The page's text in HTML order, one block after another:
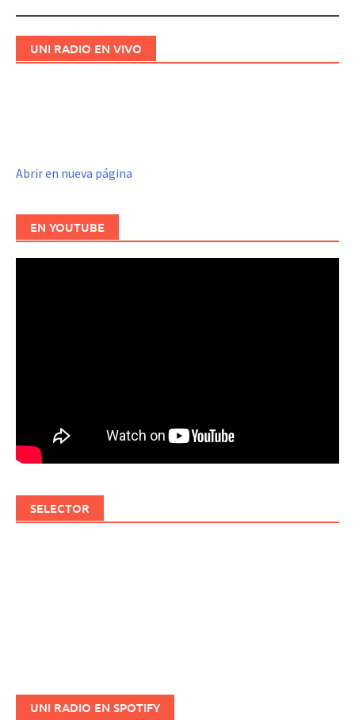
UNI RADIO EN VIVO
Abrir en nueva página
EN YOUTUBE
SELECTOR
UNI RADIO EN SPOTIFY